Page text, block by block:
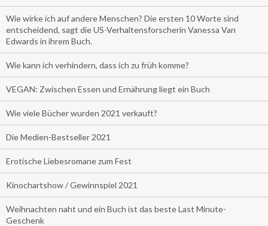
Wie wirke ich auf andere Menschen? Die ersten 10 Worte sind
entscheidend, sagt die US-Verhaltensforscherin Vanessa Van
Edwards in ihrem Buch.
Wie kann ich verhindern, dass ich zu früh komme?
VEGAN: Zwischen Essen und Ernährung liegt ein Buch
Wie viele Bücher wurden 2021 verkauft?
Die Medien-Bestseller 2021
Erotische Liebesromane zum Fest
Kinochartshow / Gewinnspiel 2021
Weihnachten naht und ein Buch ist das beste Last Minute-
Geschenk